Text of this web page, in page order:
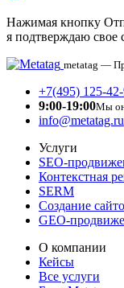
Нажимая кнопку
я подтверждаю свое
metatag —
+7(495) 125-
9:00-19:00Мы
info@metatag.ru
Услуги
SEO-
Контекстная
SERM
Создание
GEO-
О компании
Кейсы
Все услуги